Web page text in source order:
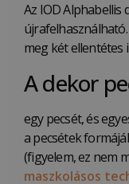
Az IOD Alphabellis
meg két ellentétes
A dekor
egy pecsét, és
a pecsétek
(figyelem, ez nem
maszkolásos